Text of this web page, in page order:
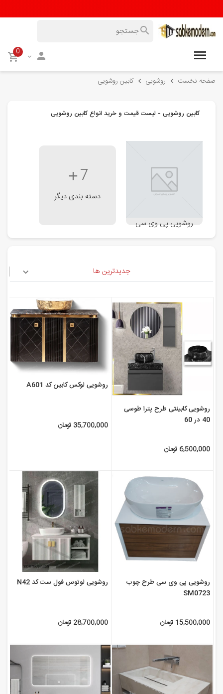
0
صفحه نخست روشویی کابین روشویی
کابین روشویی - لیست قیمت و خرید انواع کابین روشویی
روشویی پی وی سی
7
دسته بندی دیگر
جدیدترین ها
روشویی کابینتی طرح پترا طوسی
40 در 60
6,500,000 تومان
روشویی لوکس کابین کد A601
35,700,000 تومان
روشویی پی وی سی طرح چوب
SM0723
15,500,000 تومان
روشویی لوتوس فول ست کد N42
28,700,000 تومان